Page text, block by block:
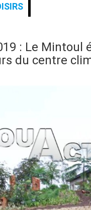
: Le Mintoul
du centre